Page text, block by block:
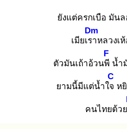
ยังแต่ครกเบือ มัน
เมียเรา
Dm
หลวงเ
ตัวมันเถ้าอ้วนพี
F
น้ำ
ยามนี้มีแต่น้ำใจ
C
ห
คนไทยด้ว